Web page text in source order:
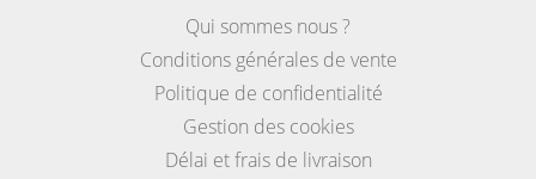
Qui sommes nous ?
Conditions générales de vente
Politique de confidentialité
Gestion des cookies
Délai et frais de livraison